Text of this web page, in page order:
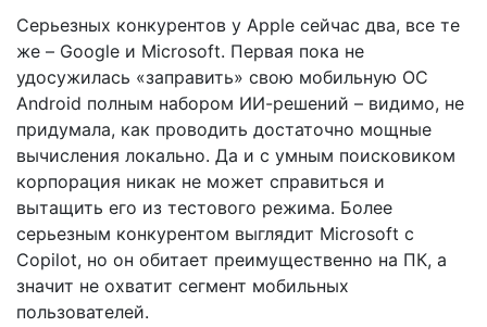
Серьезных конкурентов у Apple сейчас два, все те
же – Google и Microsoft. Первая пока не
удосужилась «заправить» свою мобильную ОС
Android полным набором ИИ-решений – видимо, не
придумала, как проводить достаточно мощные
вычисления локально. Да и с умным поисковиком
корпорация никак не может справиться и
вытащить его из тестового режима. Более
серьезным конкурентом выглядит Microsoft с
Copilot, но он обитает преимущественно на ПК, а
значит не охватит сегмент мобильных
пользователей.